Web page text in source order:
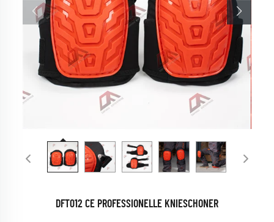
DFT012 CE PROFESSIONELLE KNIESCHONER